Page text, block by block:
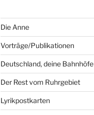
Die Anne
Vorträge/Publikationen
Deutschland, deine Bahnhöfe
Der Rest vom Ruhrgebiet
Lyrikpostkarten